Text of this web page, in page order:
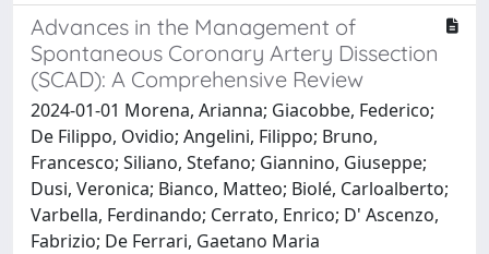
Advances in the Management of
Spontaneous Coronary Artery Dissection
(SCAD): A Comprehensive Review
2024-01-01 Morena, Arianna; Giacobbe, Federico;
De Filippo, Ovidio; Angelini, Filippo; Bruno,
Francesco; Siliano, Stefano; Giannino, Giuseppe;
Dusi, Veronica; Bianco, Matteo; Biolé, Carloalberto;
Varbella, Ferdinando; Cerrato, Enrico; D' Ascenzo,
Fabrizio; De Ferrari, Gaetano Maria